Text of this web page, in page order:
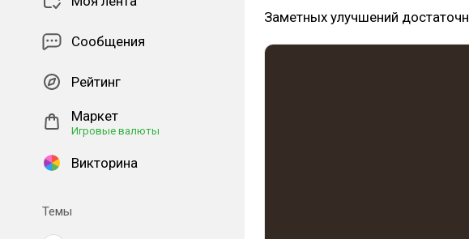
Сообщения
Рейтинг
Маркет
Игровые валюты
Викторина
Темы
Заметных улучшений